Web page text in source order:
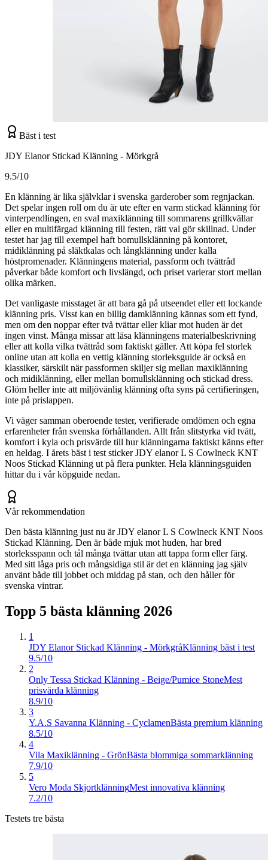
Bäst i test
JDY Elanor Stickad Klänning - Mörkgrå
9.5/10
En klänning är lika självklar i svenska garderober som regnjackan.
Det spelar ingen roll om du är ute efter en varm stickad klänning för
vinterpendlingen, en sval maxiklänning till sommarens grillkvällar
eller en multifärgad klänning till festen, rätt val gör skillnad. Under
testet har jag till exempel haft bomullsklänning på kontoret,
midiklänning på släktkalas och långklänning under kalla
höstpromenader. Klänningens material, passform och tvättråd
påverkar både komfort och livslängd, och priset varierar stort mellan
olika märken.
Det vanligaste misstaget är att bara gå på utseendet eller ett lockande
klänning pris. Visst kan en billig damklänning kännas som ett fynd,
men om den noppar efter två tvättar eller kliar mot huden är det
ingen vinst. Många missar att läsa klänningens materialbeskrivning
eller att kolla vilka tvättråd som faktiskt gäller. Att köpa fel storlek
online utan att kolla en vettig klänning storleksguide är också en
klassiker, särskilt när passformen skiljer sig mellan maxiklänning
och midiklänning, eller mellan bomullsklänning och stickad dress.
Glöm heller inte att miljövänlig klänning ofta syns på certifieringen,
inte på prislappen.
Vi väger samman oberoende tester, verifierade omdömen och egna
erfarenheter från svenska förhållanden. Allt från slitstyrka vid tvätt,
komfort i kyla och prisvärde till hur klänningarna faktiskt känns efter
en heldag. I årets bäst i test sticker JDY elanor L S Cowlneck KNT
Noos Stickad Klänning ut på flera punkter. Hela klänningsguiden
hittar du i vår köpguide nedan.
Vår rekommendation
Den bästa klänning just nu är JDY elanor L S Cowlneck KNT Noos
Stickad Klänning. Den är både mjuk mot huden, har bred
storleksspann och tål många tvättar utan att tappa form eller färg.
Med sitt låga pris och mångsidiga stil är det en klänning jag själv
använt både till jobbet och middag på stan, och den håller för
svenska vintrar.
Topp 5 bästa klänning 2026
1
JDY Elanor Stickad Klänning - MörkgråKlänning bäst i test
9.5/10
2
Only Tessa Stickad Klänning - Beige/Pumice StoneMest
prisvärda klänning
8.9/10
3
Y.A.S Savanna Klänning - CyclamenBästa premium klänning
8.5/10
4
Vila Maxiklänning - GrönBästa blommiga sommarklänning
7.9/10
5
Vero Moda SkjortklänningMest innovativa klänning
7.2/10
Testets tre bästa